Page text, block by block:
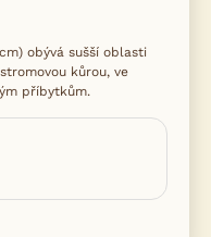
obývá sušší oblasti
kůrou, ve
příbytkům.